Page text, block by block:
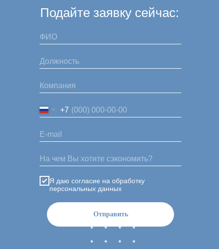
Подайте заявку сейчас:
+7
Я даю согласие на обработку
персональных данных
Отправить